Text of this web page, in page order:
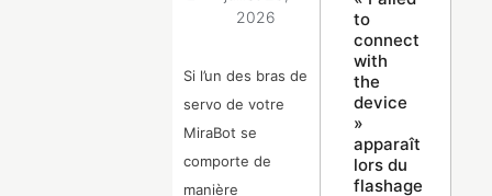
2026
Si l’un des bras de
servo de votre
MiraBot se
comporte de
manière
to
connect
with
the
device
»
apparaît
lors du
flashage